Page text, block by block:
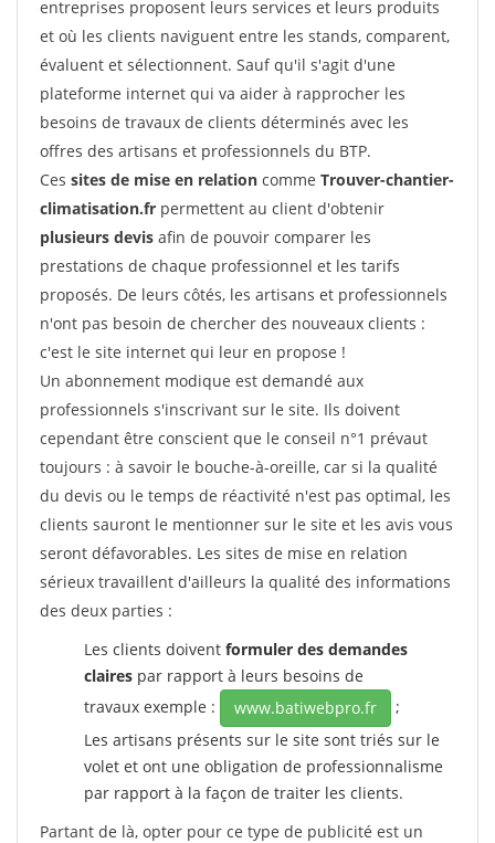
entreprises proposent leurs services et leurs produits
et où les clients naviguent entre les stands, comparent,
évaluent et sélectionnent. Sauf qu'il s'agit d'une
plateforme internet qui va aider à rapprocher les
besoins de travaux de clients déterminés avec les
offres des artisans et professionnels du BTP.
Ces sites de mise en relation comme Trouver-chantier-
climatisation.fr permettent au client d'obtenir
plusieurs devis afin de pouvoir comparer les
prestations de chaque professionnel et les tarifs
proposés. De leurs côtés, les artisans et professionnels
n'ont pas besoin de chercher des nouveaux clients :
c'est le site internet qui leur en propose !
Un abonnement modique est demandé aux
professionnels s'inscrivant sur le site. Ils doivent
cependant être conscient que le conseil n°1 prévaut
toujours : à savoir le bouche-à-oreille, car si la qualité
du devis ou le temps de réactivité n'est pas optimal, les
clients sauront le mentionner sur le site et les avis vous
seront défavorables. Les sites de mise en relation
sérieux travaillent d'ailleurs la qualité des informations
des deux parties :
Les clients doivent formuler des demandes
claires par rapport à leurs besoins de
travaux exemple :
www.batiwebpro.fr
;
Les artisans présents sur le site sont triés sur le
volet et ont une obligation de professionnalisme
par rapport à la façon de traiter les clients.
Partant de là, opter pour ce type de publicité est un